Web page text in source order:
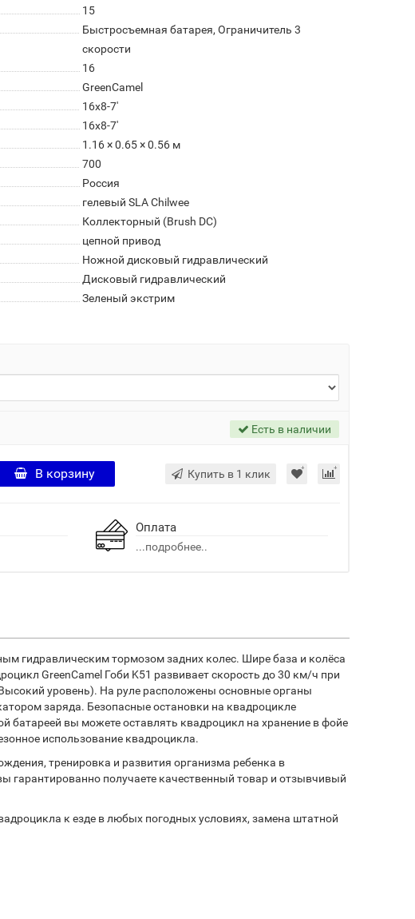
15
Быстросъемная батарея, Ограничитель 3
скорости
16
GreenCamel
16x8-7'
16x8-7'
1.16 × 0.65 × 0.56 м
700
Россия
гелевый SLA Chilwee
Коллекторный (Brush DC)
цепной привод
Ножной дисковый гидравлический
Дисковый гидравлический
Зеленый экстрим
Есть в наличии
В корзину Купить в 1 клик
Оплата
...подробнее..
гидравлическим тормозом задних колес. Шире база и колёса
GreenCamel Гоби K51 развивает скорость до 30 км/ч при
уровень). На руле расположены основные органы
заряда. Безопасные остановки на квадроцикле
вы можете оставлять квадроцикл на хранение в фойе
использование квадроцикла.
тренировка и развития организма ребенка в
гарантированно получаете качественный товар и отзывчивый
к езде в любых погодных условиях, замена штатной